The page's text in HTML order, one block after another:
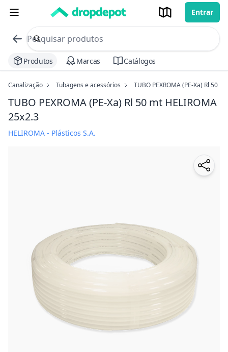
Entrar
commerce search no header
Procurar
Produtos Marcas Catálogos
Canalização Tubagens e acessórios TUBO PEXROMA (PE-Xa) Rl 50
TUBO PEXROMA (PE-Xa) Rl 50 mt HELIROMA
25x2.3
HELIROMA - Plásticos S.A.